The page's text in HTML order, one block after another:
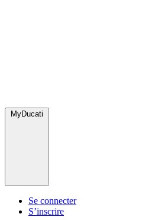
MyDucati
Se connecter
S’inscrire